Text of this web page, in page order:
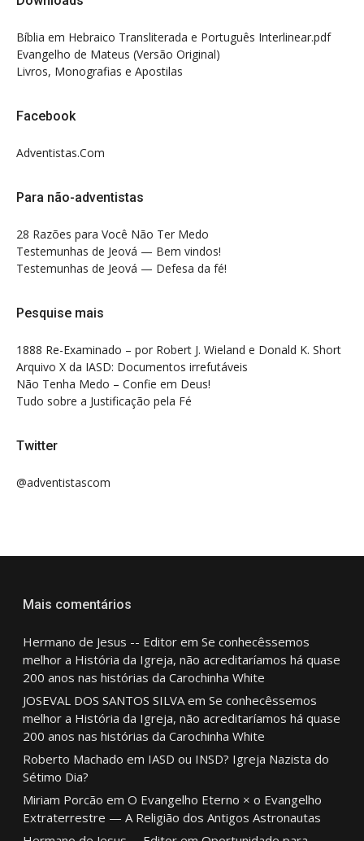
Bíblia em Hebraico Transliterada e Português Interlinear.pdf
Evangelho de Mateus (Versão Original)
Livros, Monografias e Apostilas
Facebook
Adventistas.Com
Para não-adventistas
28 Razões para Você Não Ter Medo
Testemunhas de Jeová — Bem vindos!
Testemunhas de Jeová — Defesa da fé!
Pesquise mais
1888 Re-Examinado – por Robert J. Wieland e Donald K. Short
Arquivo X da IASD: Documentos irrefutáveis
Não Tenha Medo – Confie em Deus!
Tudo sobre a Justificação pela Fé
Twitter
@adventistascom
Mais comentários
Hermano de Jesus -- Editorem Se conhecêssemos
melhor a História da Igreja, não acreditaríamos há quase
200 anos nas histórias da Carochinha White
JOSEVAL DOS SANTOS SILVAem Se conhecêssemos
melhor a História da Igreja, não acreditaríamos há quase
200 anos nas histórias da Carochinha White
Roberto Machado em IASD ou INSD? Igreja Nazista do
Sétimo Dia?
Miriam Porcão em O Evangelho Eterno × o Evangelho
Extraterrestre — A Religião dos Antigos Astronautas